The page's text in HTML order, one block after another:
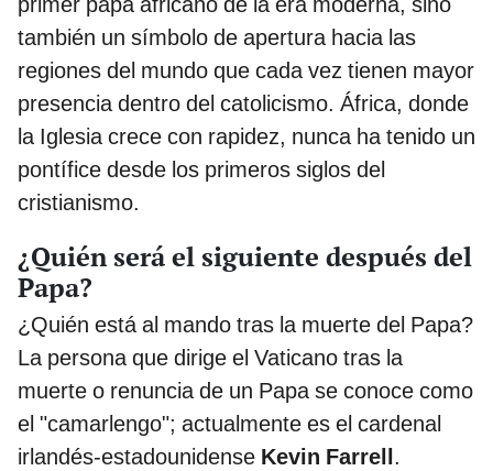
también un símbolo de apertura hacia las
regiones del mundo que cada vez tienen mayor
presencia dentro del catolicismo. África, donde
la Iglesia crece con rapidez, nunca ha tenido un
pontífice desde los primeros siglos del
cristianismo.
¿Quién será el siguiente después del
Papa?
¿Quién está al mando tras la muerte del Papa?
La persona que dirige el Vaticano tras la
muerte o renuncia de un Papa se conoce como
el "camarlengo"; actualmente es el cardenal
irlandés-estadounidense Kevin Farrell.